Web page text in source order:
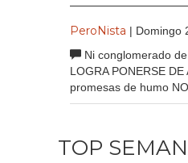
PeroNista | Domingo
Ni conglomerado
LOGRA PONERSE
promesas de humo
TOP